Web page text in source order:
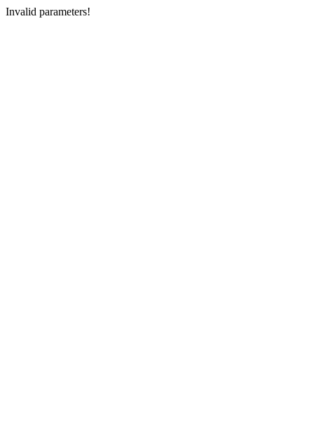
Invalid parameters!